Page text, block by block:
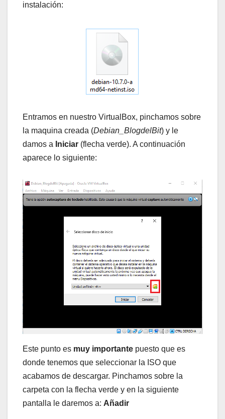
instalación:
Entramos en nuestro VirtualBox, pinchamos sobre
la maquina creada (Debian_BlogdelBit) y le
damos a Iniciar (flecha verde). A continuación
aparece lo siguiente:
Este punto es muy importante puesto que es
donde tenemos que seleccionar la ISO que
acabamos de descargar. Pinchamos sobre la
carpeta con la flecha verde y en la siguiente
pantalla le daremos a: Añadir